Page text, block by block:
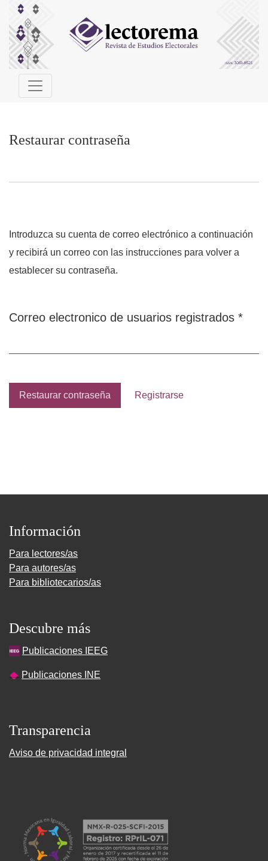
Restaurar contraseña
Restaurar contraseña
Introduzca su cuenta de correo electrónico a continuación
y recibirá un correo con las instrucciones para volver a
establecer su contraseña.
Correo electronico de usuarios registrados *
Restaurar contraseña Registrarse
Información
Para lectores/as
Para autores/as
Para bibliotecarios/as
Descubre más
Publicaciones IEEG
Publicaciones INE
Transparencia
Aviso de privacidad integral